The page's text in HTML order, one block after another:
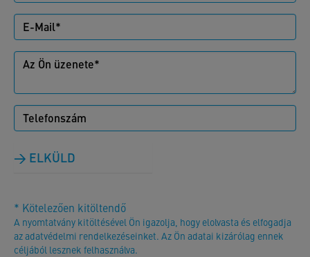
ELKÜLD
* Kötelezően kitöltendő
A nyomtatvány kitöltésével Ön igazolja, hogy elolvasta és elfogadja
az adatvédelmi rendelkezéseinket. Az Ön adatai kizárólag ennek
céljából lesznek felhasználva.